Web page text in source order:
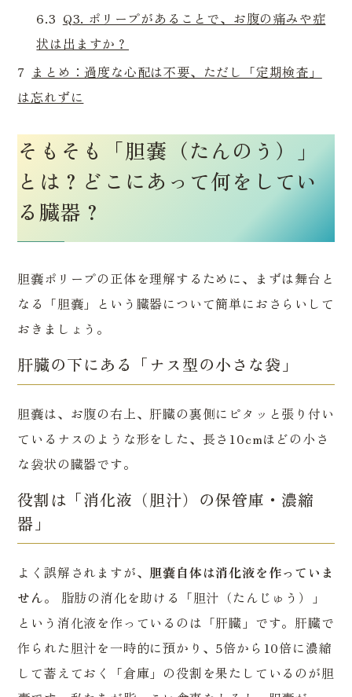
6.3 Q3. ポリープがあることで、お腹の痛みや症
状は出ますか？
7 まとめ：過度な心配は不要、ただし「定期検査」
は忘れずに
そもそも「胆嚢（たんのう）」
とは？どこにあって何をしてい
る臓器？
胆嚢ポリープの正体を理解するために、まずは舞台と
なる「胆嚢」という臓器について簡単におさらいして
おきましょう。
肝臓の下にある「ナス型の小さな袋」
胆嚢は、お腹の右上、肝臓の裏側にピタッと張り付い
ているナスのような形をした、長さ10cmほどの小さ
な袋状の臓器です。
役割は「消化液（胆汁）の保管庫・濃縮
器」
よく誤解されますが、 胆嚢自体は消化液を作っていま
せん。 脂肪の消化を助ける「胆汁（たんじゅう）」
という消化液を作っているのは「肝臓」です。肝臓で
作られた胆汁を一時的に預かり、5倍から10倍に濃縮
して蓄えておく「倉庫」の役割を果たしているのが胆